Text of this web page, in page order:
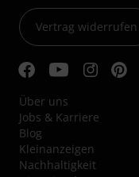
Vertrag widerrufen
Über uns
Jobs & Karriere
Blog
Kleinanzeigen
Nachhaltigkeit